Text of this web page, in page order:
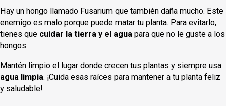
Hay un hongo llamado Fusarium que también daña mucho. Este
enemigo es malo porque puede matar tu planta. Para evitarlo,
tienes que cuidar la tierra y el agua para que no le guste a los
hongos.
Mantén limpio el lugar donde crecen tus plantas y siempre usa
agua limpia. ¡Cuida esas raíces para mantener a tu planta feliz
y saludable!